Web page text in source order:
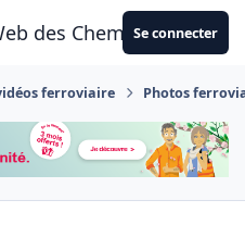
des CheminotsSe connecter
ferroviaire Photos